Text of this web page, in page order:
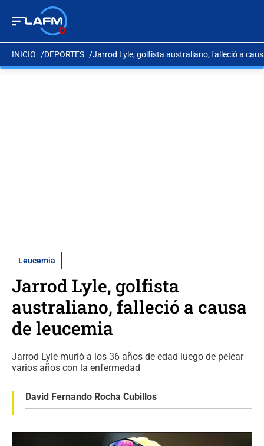
INICIO DEPORTES Jarrod Lyle, golfista australiano, falleció a
Leucemia
Jarrod Lyle, golfista
australiano, falleció a causa
de leucemia
Jarrod Lyle murió a los 36 años de edad luego de pelear
varios años con la enfermedad
David Fernando Rocha Cubillos